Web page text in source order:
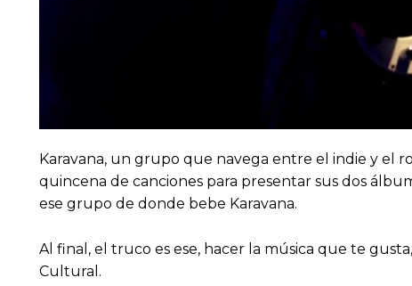
Karavana, un grupo que navega entre el indie y el
quincena de canciones para presentar sus dos
ese grupo de donde bebe Karavana.
Al final, el truco es ese, hacer la música que te
Cultural.